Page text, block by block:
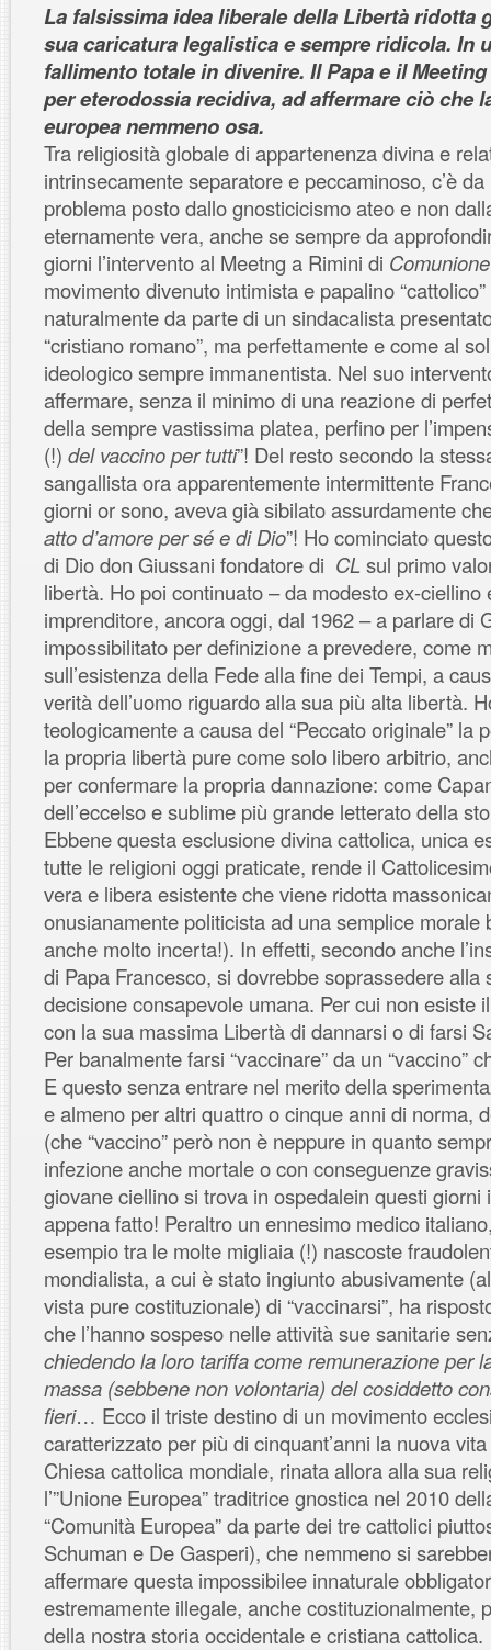
La falsissima idea liberale della Libertà ridotta
sua caricatura legalistica e sempre ridicola. In
fallimento totale in divenire. Il Papa e il
per eterodossia recidiva, ad affermare ciò che
europea nemmeno osa.
Tra religiosità globale di appartenenza divina e
intrinsecamente separatore e peccaminoso, c’è
problema posto dallo gnosticicismo ateo e non
eternamente vera, anche se sempre da
giorni l’intervento al Meetng a Rimini di
movimento divenuto intimista e papalino
naturalmente da parte di un sindacalista
“cristiano romano”, ma perfettamente e come al
ideologico sempre immanentista. Nel suo
affermare, senza il minimo di una reazione di
della sempre vastissima platea, perfino per
(!) del vaccinoper tutti”! Del resto secondo la
sangallista ora apparentemente intermittente
giorni or sono, aveva già sibilato assurdamente
atto d’amore per sé e di Dio”! Ho cominciato
di Dio don Giussani fondatore di CL sul primo
libertà. Ho poi continuato – da modesto ex-ciellino
imprenditore, ancora oggi, dal 1962 – a parlare di
impossibilitato per definizione a prevedere, come
sull’esistenza della Fede alla fine dei Tempi, a
verità dell’uomo riguardo alla sua più alta libertà.
teologicamente a causa del “Peccato originale” la
la propria libertà pure come solo libero arbitrio,
per confermare la propria dannazione: come
dell’eccelso e sublime più grande letterato della
Ebbene questa esclusione divina cattolica, unica
tutte le religioni oggi praticate, rende il
vera e libera esistente che viene ridotta
onusianamente politicista ad una semplice morale
anche molto incerta!). In effetti, secondo anche
di Papa Francesco, si dovrebbe soprassedere alla
decisione consapevole umana. Per cui non esiste
con la sua massima Libertà di dannarsi o di farsi
Per banalmente farsi “vaccinare” da un “vaccino”
E questo senza entrare nel merito della
e almeno per altri quattro o cinque anni di norma,
(che “vaccino” però non è neppure in quanto
infezione anche mortale o con conseguenze
giovane ciellino si trova in ospedalein questi giorni
appena fatto! Peraltro un ennesimo medico
esempio tra le molte migliaia (!) nascoste
mondialista, a cui è stato ingiunto abusivamente
vista pure costituzionale) di “vaccinarsi”, ha
che l’hanno sospeso nelle attività sue sanitarie
chiedendo la loro tariffa come remunerazione per
massa (sebbene non volontaria) del cosiddetto
fieri… Ecco il triste destino di un movimento
caratterizzato per più di cinquant’anni la nuova
Chiesa cattolica mondiale, rinata allora alla sua
l’”Unione Europea” traditrice gnostica nel 2010
“Comunità Europea” da parte dei tre cattolici
Schuman e De Gasperi), che nemmeno si
affermare questa impossibilee innaturale
estremamente illegale, anche costituzionalmente,
della nostra storia occidentale e cristiana